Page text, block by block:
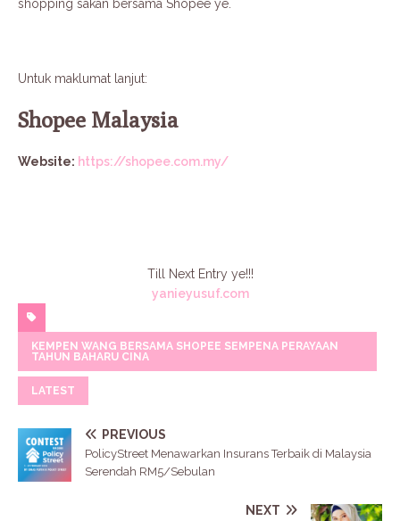
shopping sakan bersama Shopee ye.
Untuk maklumat lanjut:
Shopee Malaysia
Website: https://shopee.com.my/
Till Next Entry ye!!!
yanieyusuf.com
KEMPEN WANG BERSAMA SHOPEE SEMPENA PERAYAAN
TAHUN BAHARU CINA
LATEST
PREVIOUS
PolicyStreet Menawarkan Insurans Terbaik di Malaysia
Serendah RM5/Sebulan
NEXT